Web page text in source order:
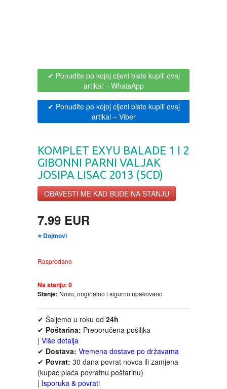
DRAMA
DRUSTVENA IGRA
EDUKATIVNI
EROTSKI
FANTASTIKA
HOROR
INTERNET I RAČUNARI
ISTORIJSKI
KLASICI
KNJIGE ZA DECU
100% PRIRODNO
✔ Ponudite po kojoj cijeni biste kupili ovaj
artikal – WhatsApp
✔ Ponudite po kojoj cijeni biste kupili ovaj
artikal– Viber
KOMPLET EXYU BALADE 1 I 2
GIBONNI PARNI VALJAK
JOSIPA LISAC 2013 (5CD)
OBAVESTI ME KAD BUDE NA STANJU
7.99 EUR
⭐ Dojmovi
Rasprodano
Na stanju: 0
Stanje: Novo, originalno i sigurno upakovano
✔ Šaljemo u roku od 24h
✔ Poštarina: Preporučena pošiljka
| Više detalja
✔ Dostava: Vremena dostave po državama
✔ Povrat: 30 dana povrat novca ili zamjena
(kupac plaća povratnu poštarinu)
| Isporuka & povrati